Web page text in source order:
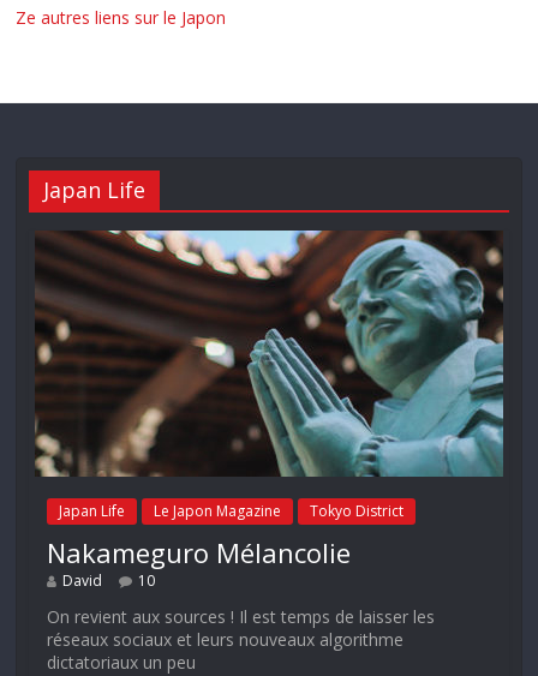
Ze autres liens sur le Japon
Japan Life
Japan Life Le Japon Magazine Tokyo District
Nakameguro Mélancolie
David 10
On revient aux sources ! Il est temps de laisser les
réseaux sociaux et leurs nouveaux algorithme
dictatoriaux un peu